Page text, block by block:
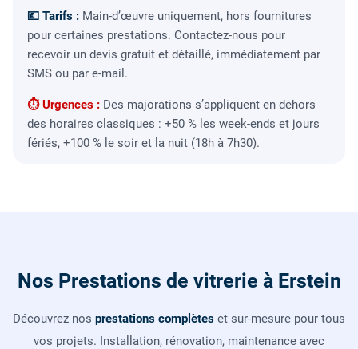
💶 Tarifs : Main-d’œuvre uniquement, hors fournitures
pour certaines prestations. Contactez-nous pour
recevoir un devis gratuit et détaillé, immédiatement par
SMS ou par e-mail.
⏱ Urgences : Des majorations s’appliquent en dehors
des horaires classiques : +50 % les week-ends et jours
fériés, +100 % le soir et la nuit (18h à 7h30).
Nos Prestations de vitrerie à Erstein
Découvrez nos prestations complètes et sur-mesure pour tous
vos projets. Installation, rénovation, maintenance avec